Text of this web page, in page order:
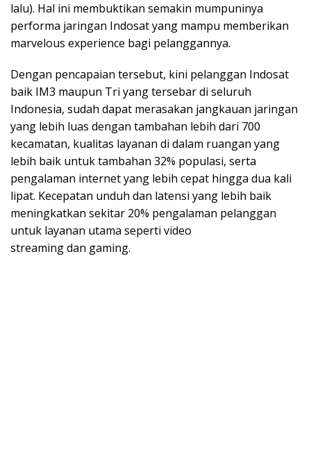
lalu). Hal ini membuktikan semakin mumpuninya
performa jaringan Indosat yang mampu memberikan
marvelous experience bagi pelanggannya.
Dengan pencapaian tersebut, kini pelanggan Indosat
baik IM3 maupun Tri yang tersebar di seluruh
Indonesia, sudah dapat merasakan jangkauan jaringan
yang lebih luas dengan tambahan lebih dari 700
kecamatan, kualitas layanan di dalam ruangan yang
lebih baik untuk tambahan 32% populasi, serta
pengalaman internet yang lebih cepat hingga dua kali
lipat. Kecepatan unduh dan latensi yang lebih baik
meningkatkan sekitar 20% pengalaman pelanggan
untuk layanan utama seperti video
streaming dan gaming.